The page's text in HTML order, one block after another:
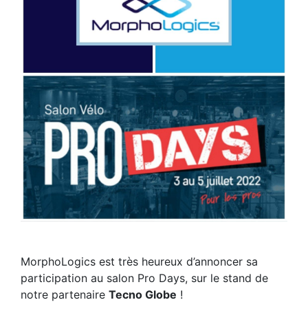
MorphoLogics est très heureux d’annoncer sa
participation au salon Pro Days, sur le stand de
notre partenaire Tecno Globe !